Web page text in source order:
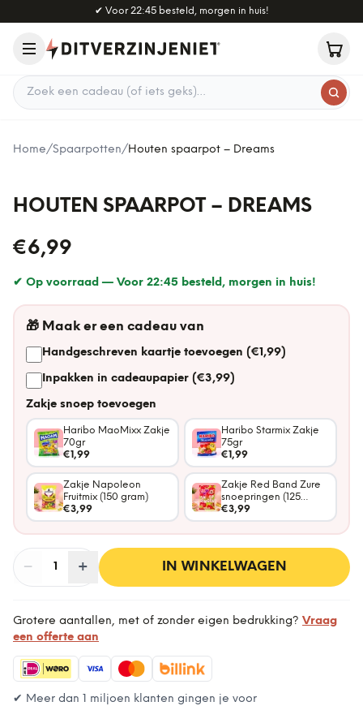
Naar hoofdinhoud
✔ Voor 22:45 besteld, morgen in huis!
Zoek een cadeau
Home/Spaarpotten/Houten spaarpot – Dreams
HOUTEN SPAARPOT – DREAMS
€6,99
✔ Op voorraad — Voor 22:45 besteld, morgen in huis!
🎁 Maak er een cadeau van
Handgeschreven kaartje toevoegen (€1,99)
Inpakken in cadeaupapier (€3,99)
Zakje snoep toevoegen
Haribo MaoMixx Zakje
70gr
€1,99
Haribo Starmix Zakje
75gr
€1,99
Zakje Napoleon
Fruitmix (150 gram)
€3,99
Zakje Red Band Zure
snoepringen (125
gram)
€3,99
− Aantal
1 + IN WINKELWAGEN
Grotere aantallen, met of zonder eigen bedrukking? Vraag
een offerte aan
✔ Meer dan 1 miljoen klanten gingen je voor